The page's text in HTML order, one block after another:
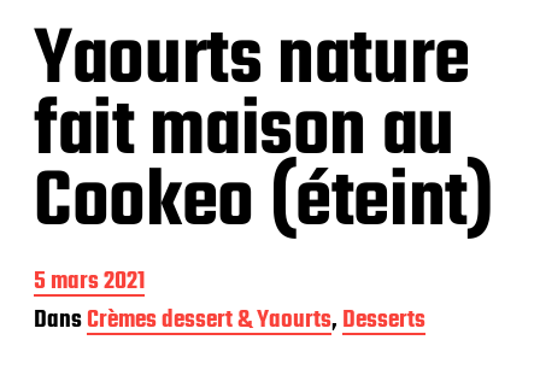
Yaourts nature
fait maison au
Cookeo (éteint)
D
a
t
5 mars 2021
DansCrèmes dessert & Yaourts,Desserts